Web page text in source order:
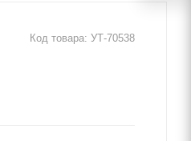
Код товара: УТ-70538